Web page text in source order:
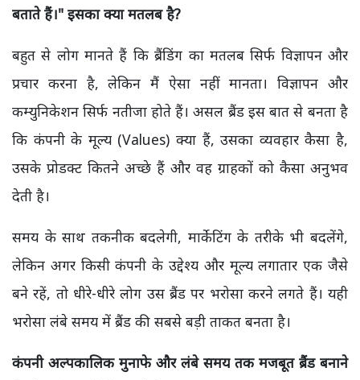
बताते हैं।" इसका क्या मतलब है?
बहुत से लोग मानते हैं कि ब्रैंडिंग का मतलब सिर्फ विज्ञापन और
प्रचार करना है, लेकिन मैं ऐसा नहीं मानता। विज्ञापन और
कम्युनिकेशन सिर्फ नतीजा होते हैं। असल ब्रैंड इस बात से बनता है
कि कंपनी के मूल्य (Values) क्या हैं, उसका व्यवहार कैसा है,
उसके प्रोडक्ट कितने अच्छे हैं और वह ग्राहकों को कैसा अनुभव
देती है।
समय के साथ तकनीक बदलेगी, मार्केटिंग के तरीके भी बदलेंगे,
लेकिन अगर किसी कंपनी के उद्देश्य और मूल्य लगातार एक जैसे
बने रहें, तो धीरे-धीरे लोग उस ब्रैंड पर भरोसा करने लगते हैं। यही
भरोसा लंबे समय में ब्रैंड की सबसे बड़ी ताकत बनता है।
कंपनी अल्पकालिक मुनाफे और लंबे समय तक मजबूत ब्रैंड बनाने